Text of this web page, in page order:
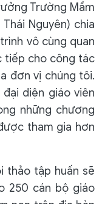
Trường Mầm
Nguyên) chia
vô cùng quan
tiếp cho công tác
đơn vị chúng tôi.
diện giáo viên
những chương
tham gia hơn
thảo tập huấn sẽ
250 cán bộ giáo